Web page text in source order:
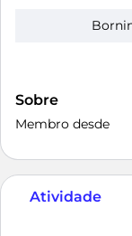
Sobre
Membro desde
Atividade